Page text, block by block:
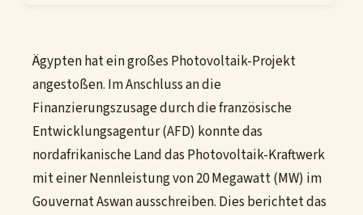
Ägypten hat ein großes Photovoltaik-Projekt
angestoßen. Im Anschluss an die
Finanzierungszusage durch die französische
Entwicklungsagentur (AFD) konnte das
nordafrikanische Land das Photovoltaik-Kraftwerk
mit einer Nennleistung von 20 Megawatt (MW) im
Gouvernat Aswan ausschreiben. Dies berichtet das